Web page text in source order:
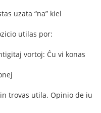
uzata “na” kiel
utilas por:
vortoj: Ĉu vi konas
trovas utila. Opinio de iu